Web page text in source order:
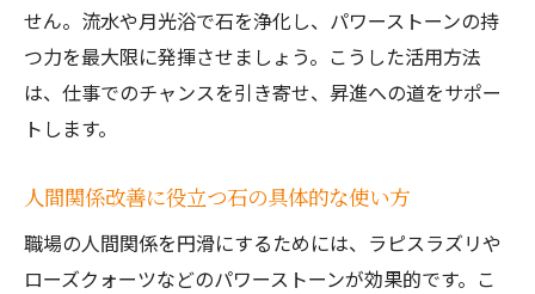
せん。流水や月光浴で石を浄化し、パワーストーンの持
つ力を最大限に発揮させましょう。こうした活用方法
は、仕事でのチャンスを引き寄せ、昇進への道をサポー
トします。
人間関係改善に役立つ石の具体的な使い方
職場の人間関係を円滑にするためには、ラピスラズリや
ローズクォーツなどのパワーストーンが効果的です。こ